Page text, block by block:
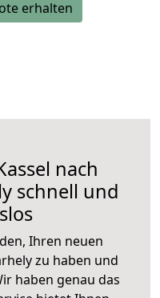
erhalten
nach
schnell und
Ihren neuen
zu haben und
haben genau das